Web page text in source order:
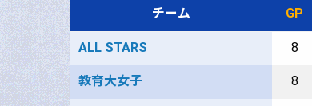
チーム GP
ALL STARS 8
教育大女子 8